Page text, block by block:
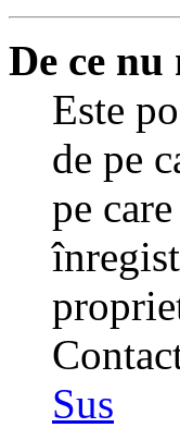
De ce
Este
de pe
pe
Sus